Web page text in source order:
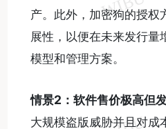
产。此外，加密狗的授权
展性，以便在未来发行量
模型和管理方案。
情景2 ：软件售价极高但
大规模盗版威胁并且对成